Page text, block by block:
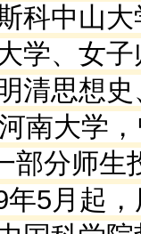
科中山
学、女
清思想
南大学
部分师
年5月起